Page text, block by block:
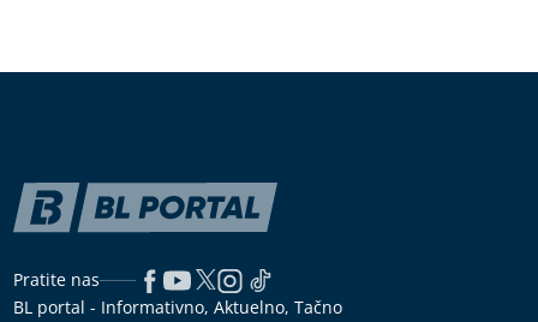
Pratite nas
BL portal - Informativno, Aktuelno, Tačno